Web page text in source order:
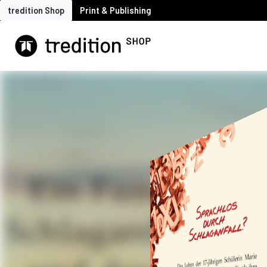
tredition Shop Print & Publishing